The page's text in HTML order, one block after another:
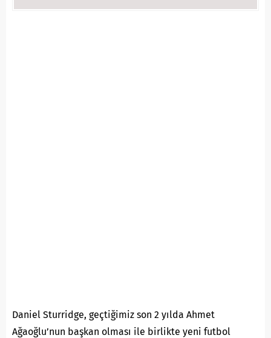
Daniel Sturridge, geçtiğimiz son 2 yılda Ahmet
Ağaoğlu’nun başkan olması ile birlikte yeni futbol